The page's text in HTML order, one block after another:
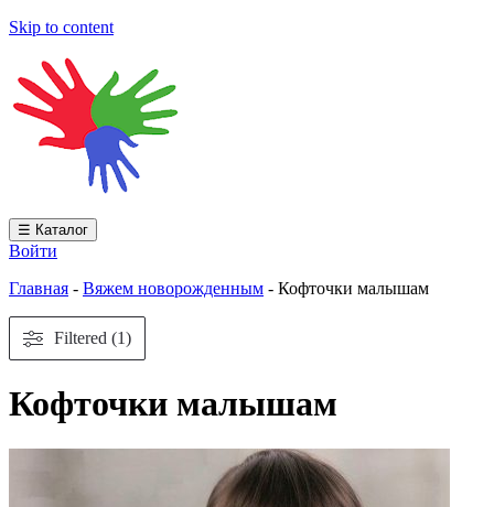
Skip to content
☰ Каталог
Войти
Главная - Вяжем новорожденным - Кофточки малышам
Filtered (1)
Кофточки малышам